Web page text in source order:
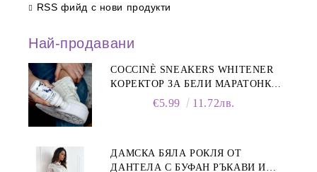
RSS фийд с нови продукти
Най-продавани
COCCINÈ SNEAKERS WHITENER
КОРЕКТОР ЗА БЕЛИ МАРАТОНКИ,
€5.99 11.72лв.
ДАМСКА БЯЛА РОКЛЯ ОТ
ДАНТЕЛА С БУФАН РЪКАВИ И